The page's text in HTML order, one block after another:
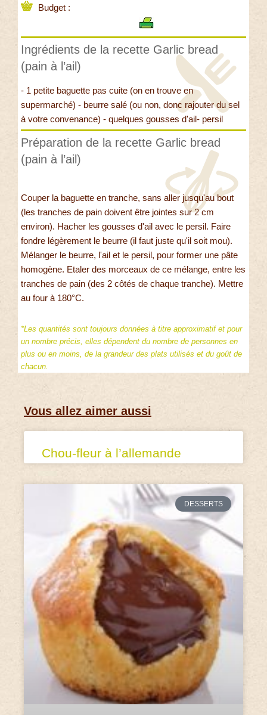
Budget :
Ingrédients de la recette Garlic bread
(pain à l’ail)
- 1 petite baguette pas cuite (on en trouve en
supermarché) - beurre salé (ou non, donc rajouter du sel
à votre convenance) - quelques gousses d'ail- persil
Préparation de la recette Garlic bread
(pain à l’ail)
Couper la baguette en tranche, sans aller jusqu'au bout
(les tranches de pain doivent être jointes sur 2 cm
environ). Hacher les gousses d'ail avec le persil. Faire
fondre légèrement le beurre (il faut juste qu'il soit mou).
Mélanger le beurre, l'ail et le persil, pour former une pâte
homogène. Etaler des morceaux de ce mélange, entre les
tranches de pain (des 2 côtés de chaque tranche). Mettre
au four à 180°C.
*Les quantités sont toujours données à titre approximatif et pour
un nombre précis, elles dépendent du nombre de personnes en
plus ou en moins, de la grandeur des plats utilisés et du goût de
chacun.
Vous allez aimer aussi
Chou-fleur à l’allemande
DESSERTS